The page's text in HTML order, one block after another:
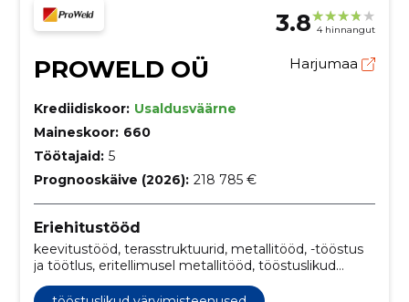
3.8 4 hinnangut
PROWELD OÜ Harjumaa
Krediidiskoor: Usaldusväärne
Maineskoor: 660
Töötajaid: 5
Prognooskäive (2026): 218 785 €
Eriehitustööd
keevitustööd, terasstruktuurid, metallitööd, -tööstus
ja töötlus, eritellimusel metallitööd, tööstuslikud
värvimisteenused, keevitusteenused EL,
teraskonstruktsioonide disain, metallitöötlemise